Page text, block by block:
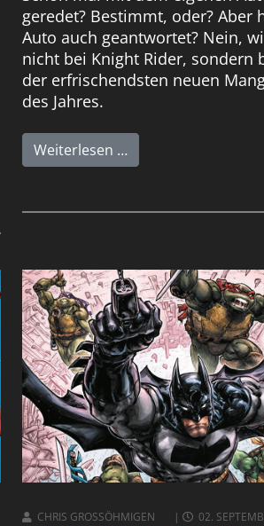
geredet? Bestimmt, oder? Aber
Auto auch geantwortet? Nein,
nicht bei Knight Rider, sondern
der erfrischendsten neuen
des Jahres.
Weiterlesen …
CHRIS GROSSÖHMIGEN 02.